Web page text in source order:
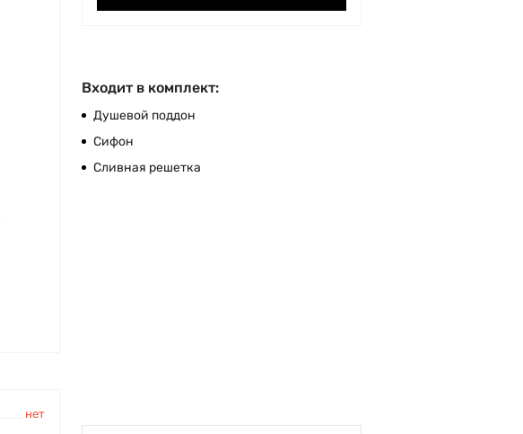
нет
Входит в комплект:
Душевой поддон
Сифон
Сливная решетка